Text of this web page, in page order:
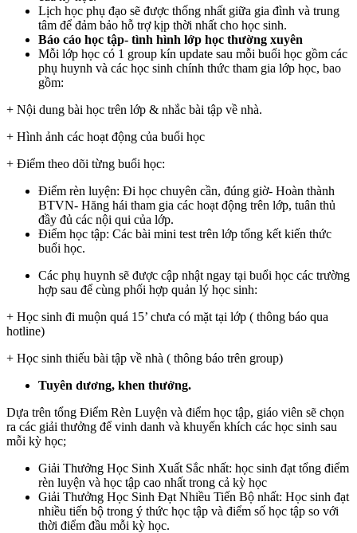
Lịch học phụ đạo sẽ được thống nhất giữa gia đình và trung
tâm để đảm bảo hỗ trợ kịp thời nhất cho học sinh.
Báo cáo học tập- tình hình lớp học thường xuyên
Mỗi lớp học có 1 group kín update sau mỗi buổi học gồm các
phụ huynh và các học sinh chính thức tham gia lớp học, bao
gồm:
+ Nội dung bài học trên lớp & nhắc bài tập về nhà.
+ Hình ảnh các hoạt động của buổi học
+ Điểm theo dõi từng buổi học:
Điểm rèn luyện: Đi học chuyên cần, đúng giờ- Hoàn thành
BTVN- Hăng hái tham gia các hoạt động trên lớp, tuân thủ
đầy đủ các nội qui của lớp.
Điểm học tập: Các bài mini test trên lớp tổng kết kiến thức
buổi học.
Các phụ huynh sẽ được cập nhật ngay tại buổi học các trường
hợp sau để cùng phối hợp quản lý học sinh:
+ Học sinh đi muộn quá 15’ chưa có mặt tại lớp ( thông báo qua
hotline)
+ Học sinh thiếu bài tập về nhà ( thông báo trên group)
Tuyên dương, khen thưởng.
Dựa trên tổng Điểm Rèn Luyện và điểm học tập, giáo viên sẽ chọn
ra các giải thưởng để vinh danh và khuyến khích các học sinh sau
mỗi kỳ học;
Giải Thưởng Học Sinh Xuất Sắc nhất: học sinh đạt tổng điểm
rèn luyện và học tập cao nhất trong cả kỳ học
Giải Thưởng Học Sinh Đạt Nhiều Tiến Bộ nhất: Học sinh đạt
nhiều tiến bộ trong ý thức học tập và điểm số học tập so với
thời điểm đầu mỗi kỳ học.